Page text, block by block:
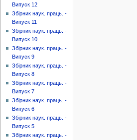
Випуск 12
Збірник наук. праць. -
Випуск 11
Збірник наук. праць. -
Випуск 10
Збірник наук. праць. -
Випуск 9
Збірник наук. праць. -
Випуск 8
Збірник наук. праць. -
Випуск 7
Збірник наук. праць. -
Випуск 6
Збірник наук. праць. -
Випуск 5
Збірник наук. праць. -